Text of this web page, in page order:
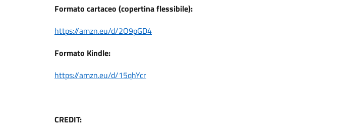
Formato cartaceo (copertina flessibile):
https://amzn.eu/d/2O9pGD4
Formato Kindle:
https://amzn.eu/d/15qhYcr
CREDIT: